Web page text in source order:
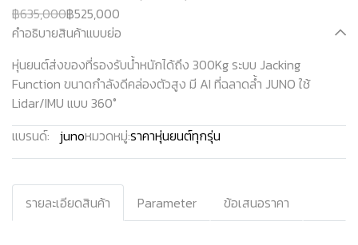
฿635,000฿525,000
คำอธิบายสินค้าแบบย่อ
หุ่นยนต์ส่งของที่รองรับน้ำหนักได้ถึง 300Kg ระบบ Jacking
Function ขนาดกำลังดีคล่องตัวสูง มี AI ที่ฉลาดล้ำ JUNO ใช้
Lidar/IMU แบบ 360°
แบรนด์: junoหมวดหมู่:ราคาหุ่นยนต์ทุกรุ่น
รายละเอียดสินค้า Parameter ข้อเสนอราคา